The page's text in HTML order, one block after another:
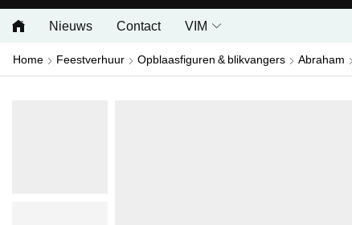
Nieuws Contact VIM
Home Feestverhuur Opblaasfiguren & blikvangers Abraham